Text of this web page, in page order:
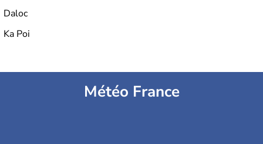
Daloc
Ka Poi
Météo France